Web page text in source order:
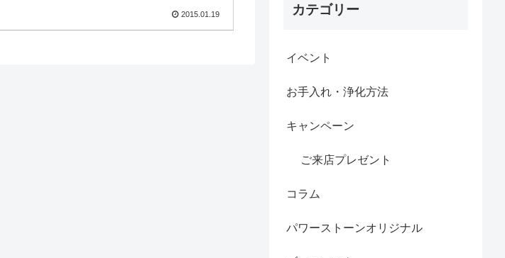
2015.01.19 カテゴリー
イベント
お手入れ・浄化方法
キャンペーン
ご来店プレゼント
コラム
パワーストーンオリジナル